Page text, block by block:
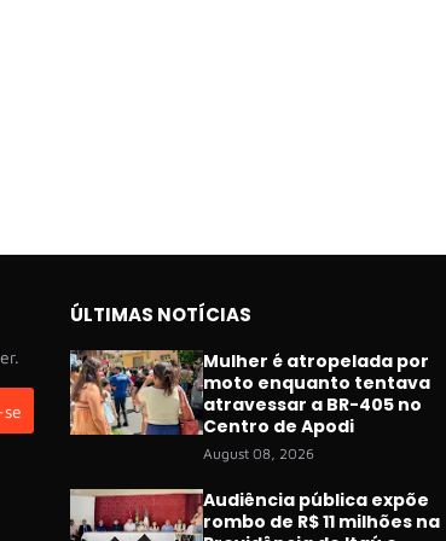
ÚLTIMAS NOTÍCIAS
Mulher é atropelada por
moto enquanto tentava
atravessar a BR-405 no
Centro de Apodi
August 08, 2026
Audiência pública expõe
rombo de R$ 11 milhões na